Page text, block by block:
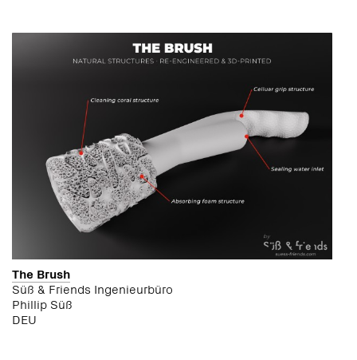
The Brush
Süß & Friends Ingenieurbüro
Phillip Süß
DEU